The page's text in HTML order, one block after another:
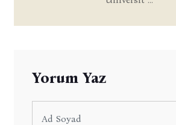
Yorum Yaz